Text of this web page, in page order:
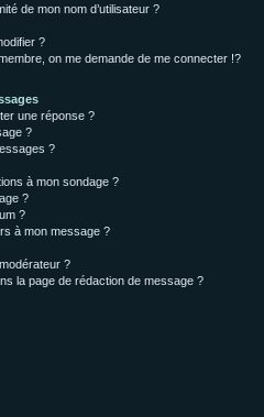
de mon nom d’utilisateur ?
?
on me demande de me connecter !?
une réponse ?
?
?
à mon sondage ?
?
?
à mon message ?
?
la page de rédaction de message ?